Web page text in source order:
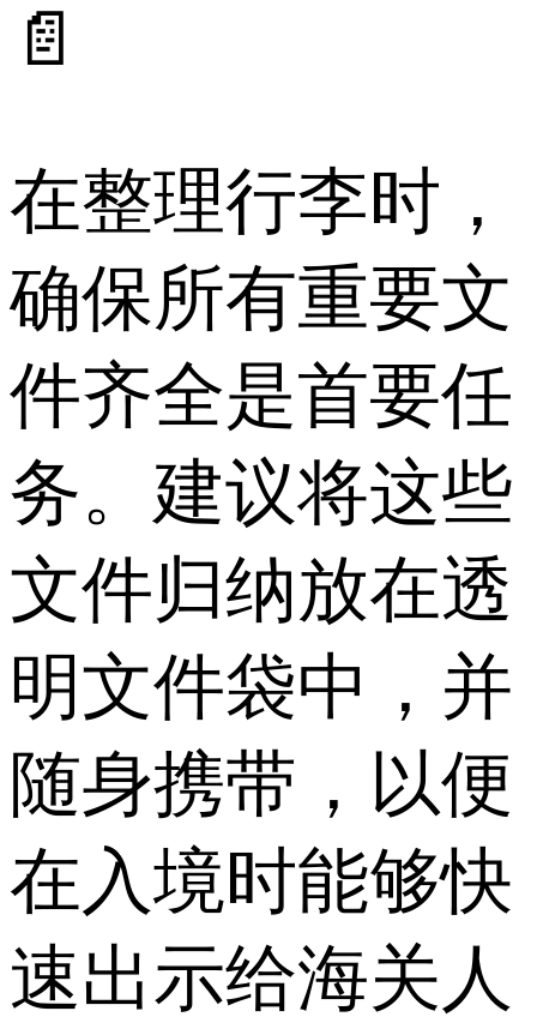
📄
在整理行李时，
确保所有重要文
件齐全是首要任
务。建议将这些
文件归纳放在透
明文件袋中，并
随身携带，以便
在入境时能够快
速出示给海关人